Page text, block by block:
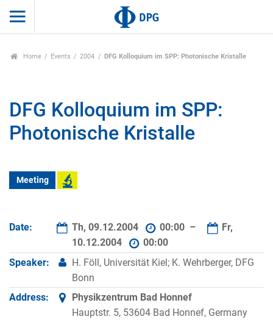
Home Events 2004 DFG Kolloquium im SPP: Photonische Kristalle
DFG Kolloquium im SPP:
Photonische Kristalle
Meeting
Date: Th, 09.12.2004 00:00 –
Fr,
10.12.2004
00:00
Speaker:
H. Föll, Universität Kiel; K. Wehrberger, DFG
Bonn
Address:
Physikzentrum Bad Honnef
Hauptstr. 5, 53604 Bad Honnef, Germany